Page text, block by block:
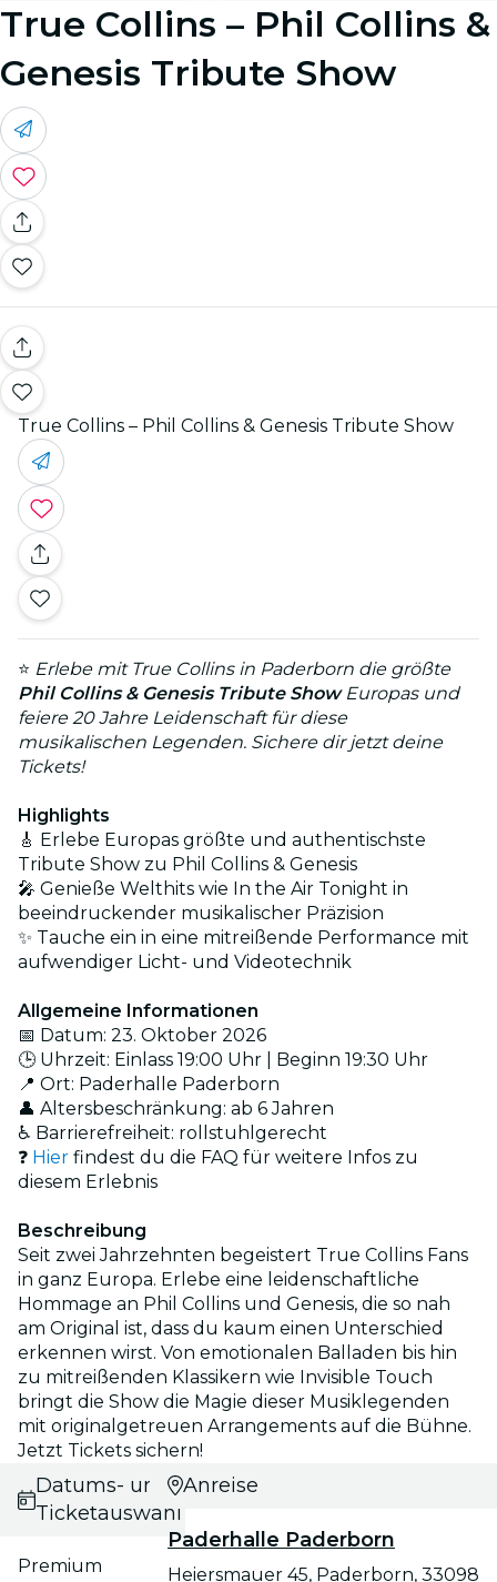
True Collins – Phil Collins &
Genesis Tribute Show
True Collins – Phil Collins & Genesis Tribute Show
⭐ Erlebe mit True Collins in Paderborn die größte
Phil Collins & Genesis Tribute ShowEuropas und
feiere 20 Jahre Leidenschaft für diese
musikalischen Legenden. Sichere dir jetzt deine
Tickets!
Highlights
🎸 Erlebe Europas größte und authentischste
Tribute Show zu Phil Collins & Genesis
🎤 Genieße Welthits wie In the Air Tonight in
beeindruckender musikalischer Präzision
✨ Tauche ein in eine mitreißende Performance mit
aufwendiger Licht- und Videotechnik
Allgemeine Informationen
📅 Datum: 23. Oktober 2026
🕒 Uhrzeit: Einlass 19:00 Uhr | Beginn 19:30 Uhr
📍 Ort: Paderhalle Paderborn
👤 Altersbeschränkung: ab 6 Jahren
♿ Barrierefreiheit: rollstuhlgerecht
❓ Hier findest du die FAQ für weitere Infos zu
diesem Erlebnis
Beschreibung
Seit zwei Jahrzehnten begeistert True Collins Fans
in ganz Europa. Erlebe eine leidenschaftliche
Hommage an Phil Collins und Genesis, die so nah
am Original ist, dass du kaum einen Unterschied
erkennen wirst. Von emotionalen Balladen bis hin
zu mitreißenden Klassikern wie Invisible Touch
bringt die Show die Magie dieser Musiklegenden
mit originalgetreuen Arrangements auf die Bühne.
Jetzt Tickets sichern!
Datums- und
Ticketauswahl
Premium
Anreise
Paderhalle Paderborn
Heiersmauer 45, Paderborn, 33098